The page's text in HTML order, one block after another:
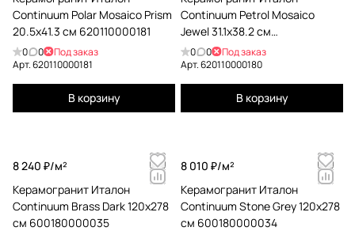
Continuum Polar Mosaico Prism
20.5x41.3 см 620110000181
0 0
Под заказ
Арт.620110000181
В корзину
Continuum Petrol Mosaico
Jewel 31.1x38.2 см
620110000180
0 0
Под заказ
Арт.620110000180
В корзину
8 240 ₽/м²
Керамогранит Италон
Continuum Brass Dark 120x278
см 600180000035
8 010 ₽/м²
Керамогранит Италон
Continuum Stone Grey 120x278
см 600180000034